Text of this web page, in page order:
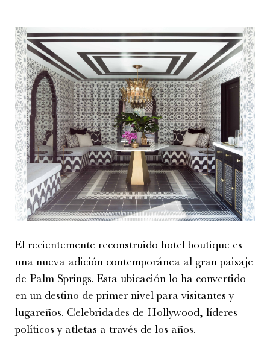
El recientemente reconstruido hotel boutique es
una nueva adición contemporánea al gran paisaje
de Palm Springs. Esta ubicación lo ha convertido
en un destino de primer nivel para visitantes y
lugareños. Celebridades de Hollywood, líderes
políticos y atletas a través de los años.